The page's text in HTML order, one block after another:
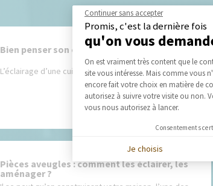
Bien penser son éclairage cuisine
L’éclairage d’une cuisine...
Pièces aveugles : comment les éclairer, les
aménager ?
Continuer sans accepter
Promis, c'est la dernière fois
qu'on vous
Plateforme de
On est vraiment très content que le
site vous intéresse. Mais comme vous
encore fait votre choix en matière de
autorisez à suivre votre visite ou non.
vous nous autorisez à lancer.
Consentements
Je choisis